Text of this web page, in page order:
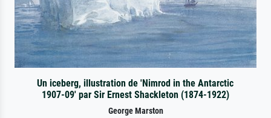
Un iceberg, illustration de 'Nimrod in the Antarctic
1907-09' par Sir Ernest Shackleton (1874-1922)
George Marston